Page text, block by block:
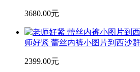
3680.00元
师好紧 蕾丝内裤小图片到西沙
2399.00元